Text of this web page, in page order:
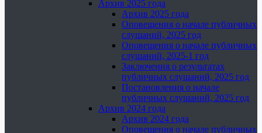
Архив 2025 года
Архив 2025 года
Оповещения о начале публичных
слушаний, 2025 год
Оповещения о начале публичных
слушаний, 2025-1 год
Заключения о результатах
публичных слушаний, 2025 год
Постановления о начале
публичных слушаний, 2025 год
Архив 2024 года
Архив 2024 года
Оповещения о начале публичных